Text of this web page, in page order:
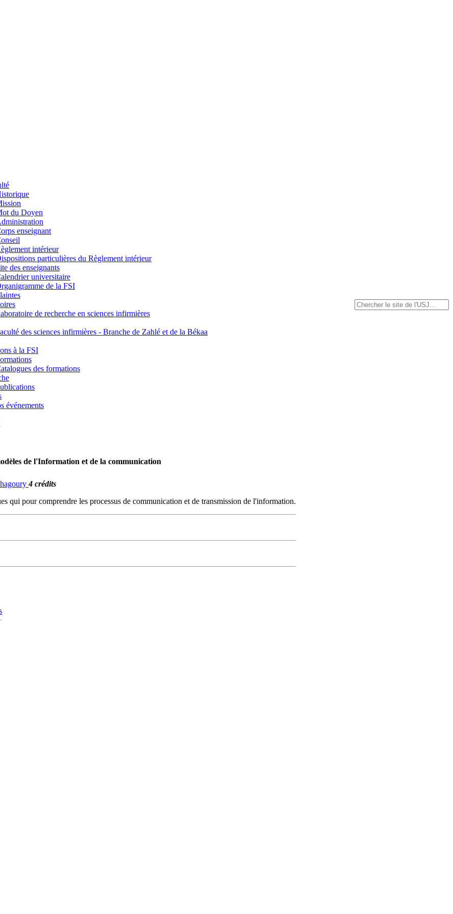
du Doyen
enseignant
intérieur
particulières du Règlement intérieur
des enseignants
universitaire
de la FSI
de recherche en sciences infirmières
des sciences infirmières - Branche de Zahlé et de la Békaa
à la FSI
des formations
événements
de l'Information et de la communication
4 crédits
qui pour comprendre les processus de communication et de transmission de l'information.